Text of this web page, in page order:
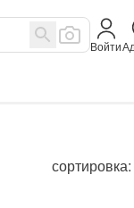
Войти
сортировка: